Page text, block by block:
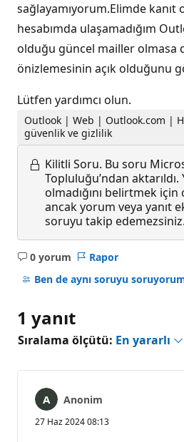
sağlayamıyorum.Elimde kanıt
hesabımda ulaşamadığım
olduğu güncel mailler olmasa
önizlemesinin açık olduğunu
Lütfen yardımcı olun.
Outlook | Web | Outlook.com |
güvenlik ve gizlilik
Kilitli Soru. Bu soru
Topluluğu’ndan aktarıldı.
olmadığını belirtmek
ancak yorum veya yanıt
soruyu takip edemezsiniz.
0 yorum
Açıklama
yok
Rapor
Ben de aynı soruyu
1 yanıt
Sıralama ölçütü: En yararlı
Anonim
27 Haz 2024 08:13